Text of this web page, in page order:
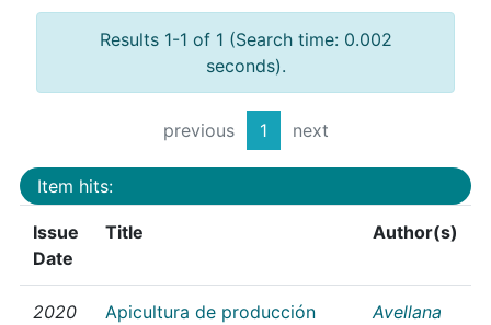
Results 1-1 of 1 (Search time: 0.002
seconds).
previous 1 next
Item hits:
Issue
Date
Title Author(s)
2020
Apicultura de producción
Avellana